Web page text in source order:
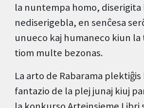
la nuntempa homo, diserigita
nediserigebla, en senĉesa
unueco kaj humaneco kiun
tiom multe bezonas.
La arto de Rabarama
fantazio de la plej junaj kiuj